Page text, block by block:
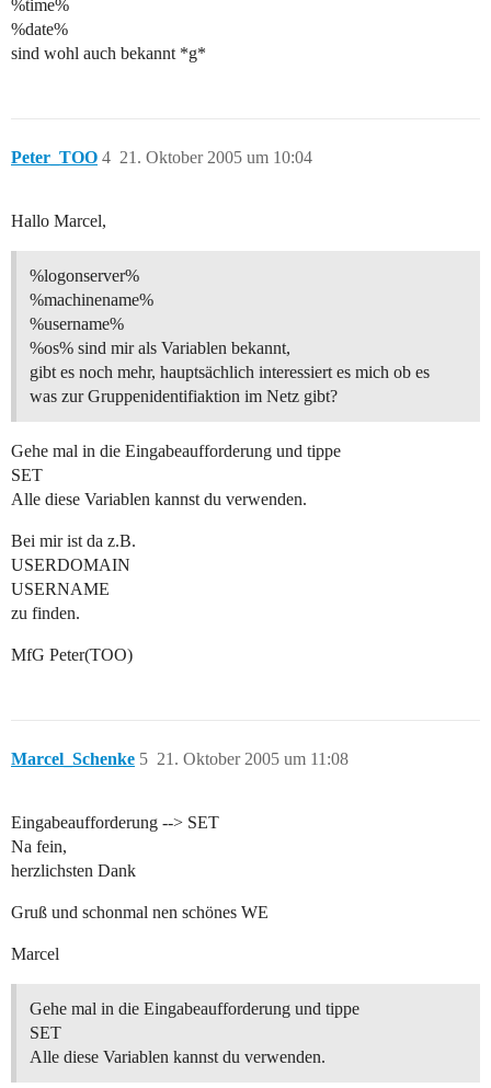
%time%
%date%
sind wohl auch bekannt *g*
Peter_TOO 21. Oktober 2005 um 10:04
4
Hallo Marcel,
%logonserver%
%machinename%
%username%
%os% sind mir als Variablen bekannt,
gibt es noch mehr, hauptsächlich interessiert es mich ob es
was zur Gruppenidentifiaktion im Netz gibt?
Gehe mal in die Eingabeaufforderung und tippe
SET
Alle diese Variablen kannst du verwenden.
Bei mir ist da z.B.
USERDOMAIN
USERNAME
zu finden.
MfG Peter(TOO)
Marcel_Schenke 21. Oktober 2005 um 11:08
5
Eingabeaufforderung --> SET
Na fein,
herzlichsten Dank
Gruß und schonmal nen schönes WE
Marcel
Gehe mal in die Eingabeaufforderung und tippe
SET
Alle diese Variablen kannst du verwenden.